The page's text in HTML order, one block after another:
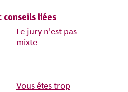
conseils liées
Le jury n'est pas
mixte
Vous êtes trop